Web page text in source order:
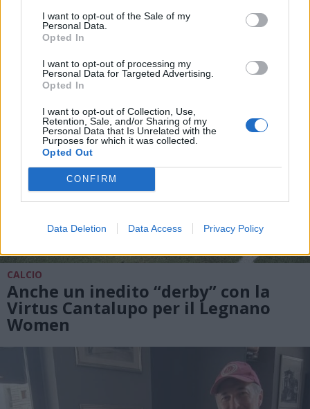
I want to opt-out of the Sale of my
Personal Data.
Opted In
I want to opt-out of processing my
Personal Data for Targeted Advertising.
Opted In
I want to opt-out of Collection, Use,
Retention, Sale, and/or Sharing of my
Personal Data that Is Unrelated with the
Purposes for which it was collected.
Opted Out
CONFIRM
Data Deletion Data Access Privacy Policy
mattina di sabato 8 luglio
CALCIO
Anche un inedito “derby” con la
Virtus Cantalupo per il Legnano
Women